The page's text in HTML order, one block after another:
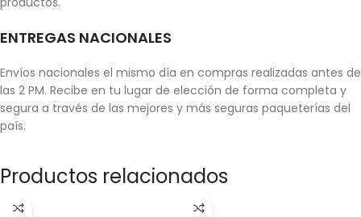
ENTREGAS NACIONALES
Envíos nacionales el mismo día en compras realizadas antes de
las 2 PM. Recibe en tu lugar de elección de forma completa y
segura a través de las mejores y más seguras paqueterías del
país.
Productos relacionados